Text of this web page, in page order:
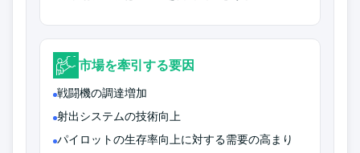
市場を牽引する要因
戦闘機の調達増加
射出システムの技術向上
パイロットの生存率向上に対する需要の高まり